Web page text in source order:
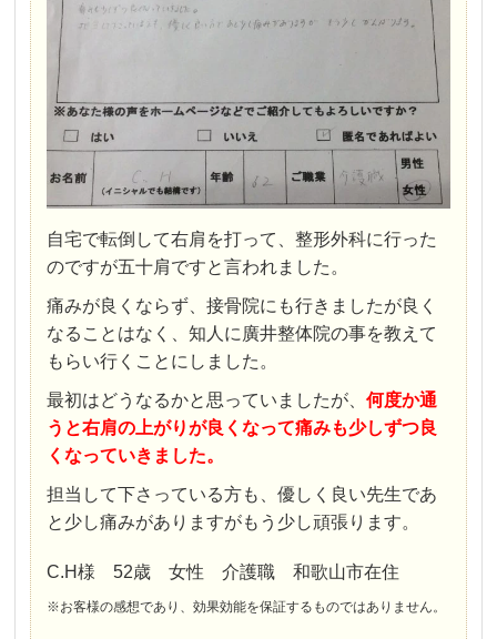
自宅で転倒して右肩を打って、整形外科に行った
のですが五十肩ですと言われました。
痛みが良くならず、接骨院にも行きましたが良く
なることはなく、知人に廣井整体院の事を教えて
もらい行くことにしました。
最初はどうなるかと思っていましたが、何度か通
うと右肩の上がりが良くなって痛みも少しずつ良
くなっていきました。
担当して下さっている方も、優しく良い先生であ
と少し痛みがありますがもう少し頑張ります。
C.H様 52歳 女性 介護職 和歌山市在住
※お客様の感想であり、効果効能を保証するものではありません。